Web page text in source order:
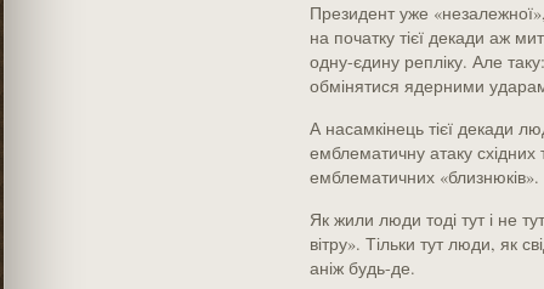
Президент уже
на початку тієї декади аж
одну-єдину репліку. Але
обмінятися ядерними
А насамкінець тієї декади
емблематичну атаку
емблематичних «близнюків».
Як жили люди тоді тут і не
вітру». Тільки тут люди, як
аніж будь-де.